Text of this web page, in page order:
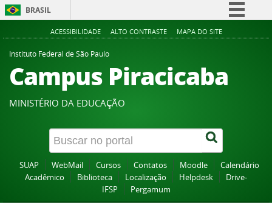
BRASIL
Simplifique!
Participe
Acesso à informação
Canais
ACESSIBILIDADE ALTO CONTRASTE MAPA DO SITE
Instituto Federal de São Paulo
Campus Piracicaba
MINISTÉRIO DA EDUCAÇÃO
SUAP WebMail Cursos Contatos Moodle
Calendário
Acadêmico
Biblioteca Localização Helpdesk
Drive-
IFSP
Pergamum